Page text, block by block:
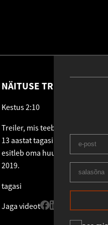
NÄITUSE TREILER: Per
Kestus 2:10
Treiler, mis teeb sissejuhatuse
13 aastat tagasi Taanist
esitleb oma huumorist laetud
2019.
tagasi
Jaga videot